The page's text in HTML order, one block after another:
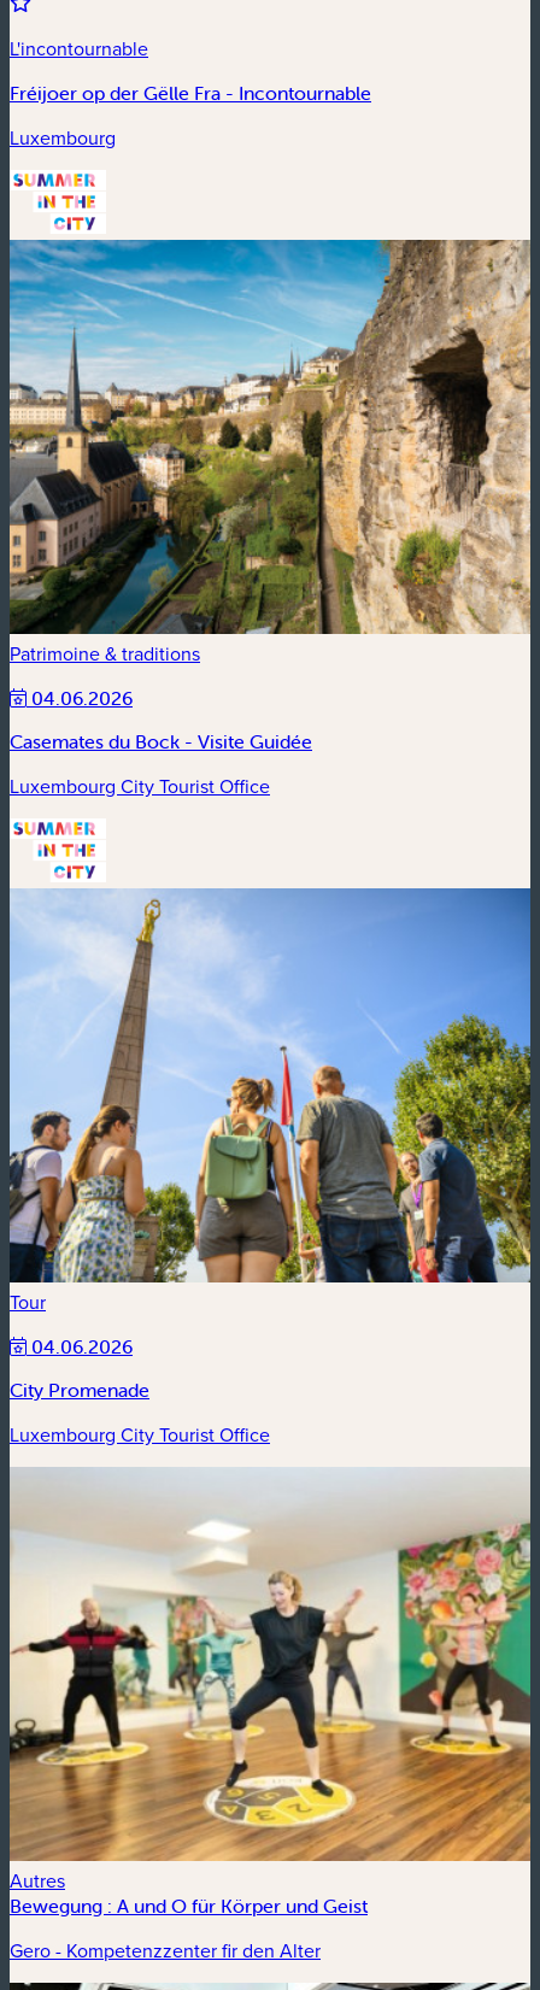
L'incontournable
Fréijoer op der Gëlle Fra - Incontournable
Luxembourg
Patrimoine & traditions
04.06.2026
Casemates du Bock - Visite Guidée
Luxembourg City Tourist Office
Tour
04.06.2026
City Promenade
Luxembourg City Tourist Office
Autres
Bewegung : A und O für Körper und Geist
Gero - Kompetenzzenter fir den Alter